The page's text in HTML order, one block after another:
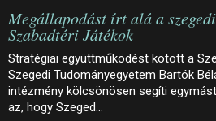
Megállapodást írt alá a
Szabadtéri Játékok
Stratégiai együttműködést kötött a
Szegedi Tudományegyetem Bartók
intézmény kölcsönösen segíti
az, hogy Szeged…